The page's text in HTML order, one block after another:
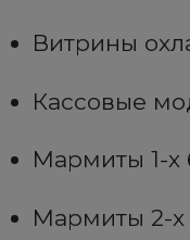
Витрины
Кассовые
Мармиты 1-
Мармиты 2-